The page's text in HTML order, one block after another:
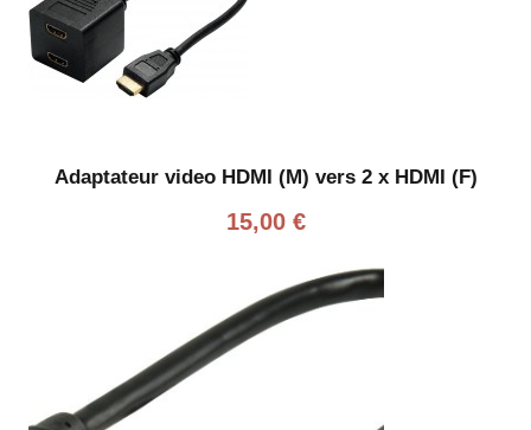
Adaptateur video HDMI (M) vers 2 x HDMI (F)
15,00 €